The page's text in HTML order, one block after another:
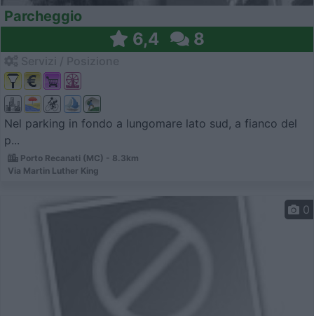
Parcheggio
6,4 8
Nel parking in fondo a lungomare lato sud, a fianco del
p...
Porto Recanati (MC) - 8.3km
Via Martin Luther King
0